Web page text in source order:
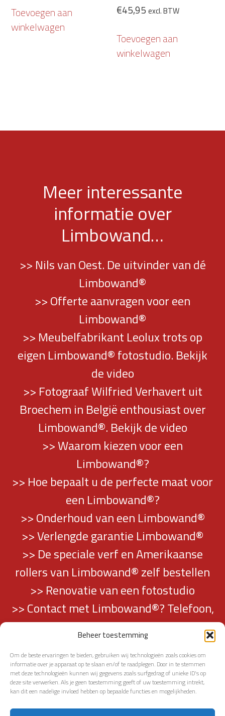
Beheer toestemming
Om de beste ervaringen te bieden, gebruiken wij technologieën zoals cookies om
informatie over je apparaat op te slaan en/of te raadplegen. Door in te stemmen
met deze technologieën kunnen wij gegevens zoals surfgedrag of unieke ID's op
deze site verwerken. Als je geen toestemming geeft of uw toestemming intrekt,
kan dit een nadelige invloed hebben op bepaalde functies en mogelijkheden.
Toevoegen aan
winkelwagen
€45,95 excl. BTW
Toevoegen aan
winkelwagen
Meer interessante
informatie over
Limbowand…
>> Nils van Oest. De uitvinder van dé
Limbowand®
>> Offerte aanvragen voor een
Limbowand®
>> Meubelfabrikant Leolux trots op
eigen Limbowand® fotostudio. Bekijk
de video
>> Fotograaf Wilfried Verhavert uit
Broechem in België enthousiast over
Limbowand®. Bekijk de video
>> Waarom kiezen voor een
Limbowand®?
>> Hoe bepaalt u de perfecte maat voor
een Limbowand®?
>> Onderhoud van een Limbowand®
>> Verlengde garantie Limbowand®
>> De speciale verf en Amerikaanse
rollers van Limbowand® zelf bestellen
>> Renovatie van een fotostudio
>> Contact met Limbowand®? Telefoon,
mail en adresgegevens vindt u hier…
TERUG NAAR PAGINATOP